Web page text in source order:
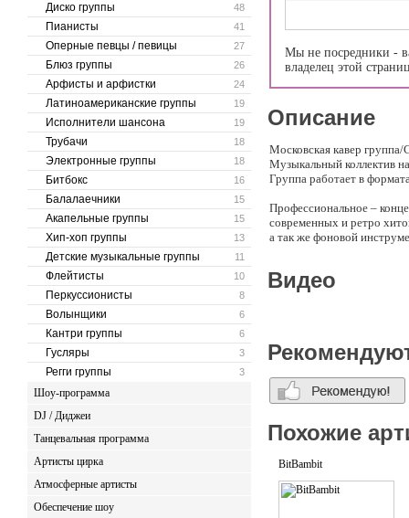
48
Диско группы
41
Пианисты
27
Оперные певцы / певицы
26
Блюз группы
24
Арфисты и арфистки
19
Латиноамериканские группы
19
Исполнители шансона
18
Трубачи
18
Электронные группы
16
Битбокс
15
Балалаечники
15
Акапельные группы
13
Хип-хоп группы
11
Детские музыкальные группы
10
Флейтисты
8
Перкуссионисты
6
Волынщики
6
Кантри группы
3
Гусляры
3
Регги группы
Шоу-программа
DJ / Диджеи
Танцевальная программа
Артисты цирка
Атмосферные артисты
Обеспечение шоу
Мы не посредники -
владелец этой
Описание
Московская кавер
Музыкальный коллектив
Группа работает в
Профессиональное –
современных и ретро
а так же фоновой
Видео
Похожие
BitBambit